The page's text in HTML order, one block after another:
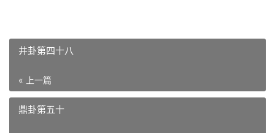
井卦第四十八
« 上一篇
鼎卦第五十